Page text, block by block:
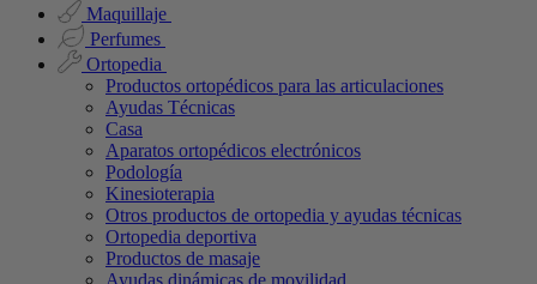
Maquillaje
Perfumes
Ortopedia
Productos ortopédicos para las articulaciones
Ayudas Técnicas
Casa
Aparatos ortopédicos electrónicos
Podología
Kinesioterapia
Otros productos de ortopedia y ayudas técnicas
Ortopedia deportiva
Productos de masaje
Ayudas dinámicas de movilidad